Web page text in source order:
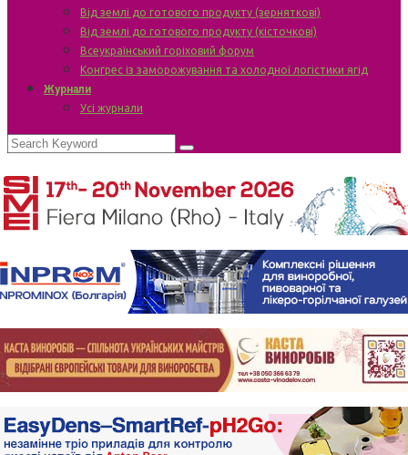
Від землі до готового продукту (зерняткові)
Від землі до готового продукту (кісточкові)
Всеукраїнський горіховий форум
Конгрес із заморожування та холодної логістики ягід
Журнали
Усі журнали